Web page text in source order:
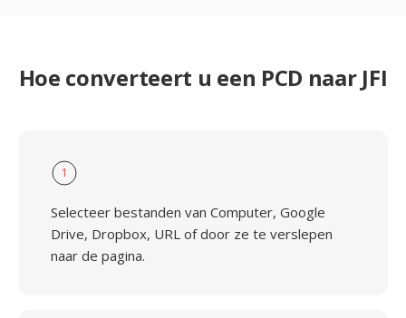
Hoe converteert u een PCD naar JFI
1
Selecteer bestanden van Computer, Google
Drive, Dropbox, URL of door ze te verslepen
naar de pagina.